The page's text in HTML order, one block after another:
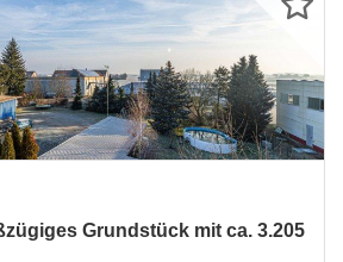
Grundstück mit ca. 3.205